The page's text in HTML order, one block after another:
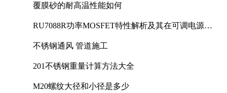
覆膜砂的耐高温性能如何
RU7088R功率MOSFET特性解析及其在可调电源设
不锈钢通风 管道施工
201不锈钢重量计算方法大全
M20螺纹大径和小径是多少